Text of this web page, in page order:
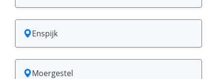
Enspijk
Moergestel